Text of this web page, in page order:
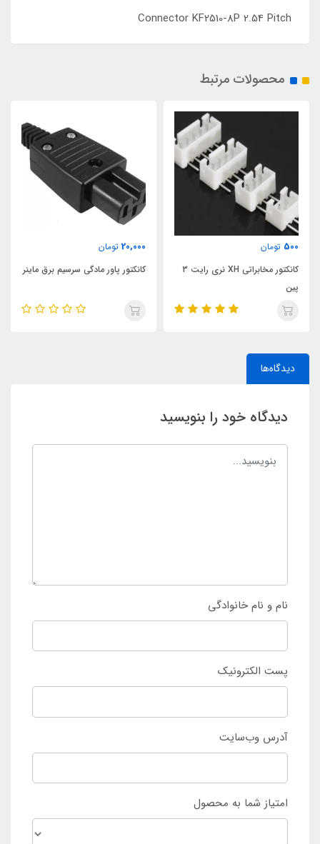
Connector KF2510-8P 2.54 Pitch
محصولات مرتبط
500 تومان
کانکتور مخابراتی XH نری رایت 3
پین
20,000 تومان
کانکتور پاور مادگی سرسیم برق ماینر
دیدگاه‌ها
دیدگاه خود را بنویسید
نام و نام خانوادگی
پست الکترونیک
آدرس وب‌سایت
امتیاز شما به محصول